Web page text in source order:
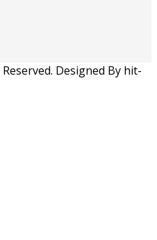
Designed By hit-